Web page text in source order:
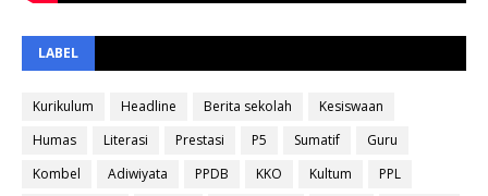
LABEL
Kurikulum Headline Berita sekolah
Kesiswaan
Humas
Literasi Prestasi P5 Sumatif
Guru
Kombel
Adiwiyata PPDB KKO Kultum
PPL